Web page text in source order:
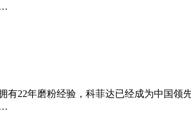
…
有22年磨粉经验，科菲达已经成为中国
…